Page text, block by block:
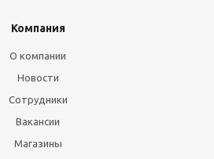
Компания
О компании
Новости
Сотрудники
Вакансии
Магазины